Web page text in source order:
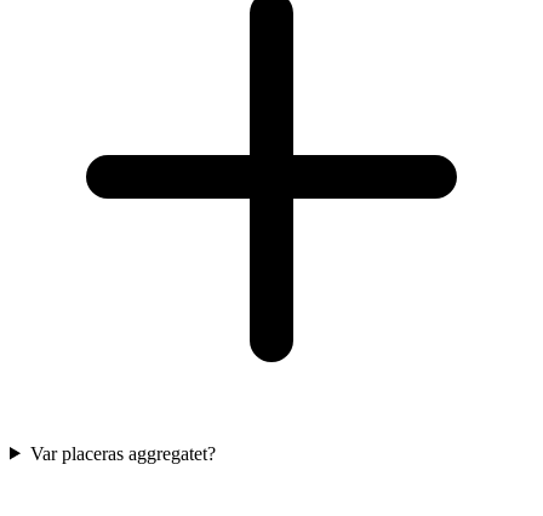
Var placeras aggregatet?